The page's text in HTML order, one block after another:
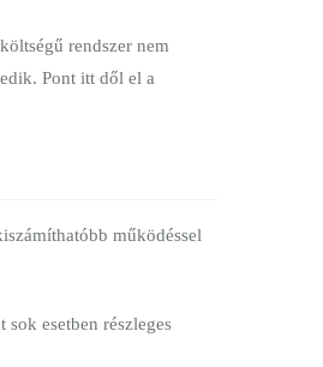
rendszer nem
Pont itt dől el a
működéssel
esetben részleges